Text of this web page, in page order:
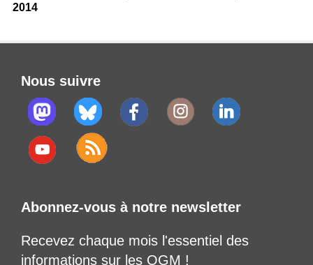
2014
Nous suivre
Abonnez-vous à notre newsletter
Recevez chaque mois l'essentiel des
informations sur les OGM !